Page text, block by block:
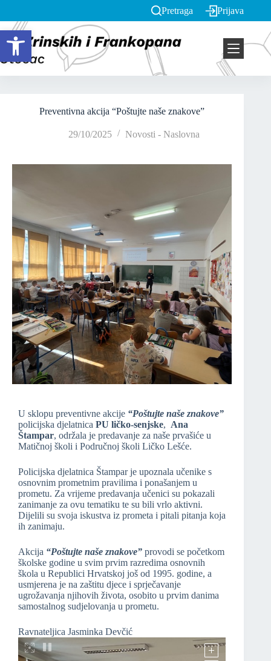
Open toolbar
Pretraga Prijava
Preventivna akcija “Poštujte naše znakove”
29/10/2025 Novosti - Naslovna
U sklopu preventivne akcije “Poštujte naše znakove”
policijska djelatnica PU ličko-senjske, Ana
Štampar, održala je predavanje za naše prvašiće u
Matičnoj školi i Područnoj školi Ličko Lešće.
Policijska djelatnica Štampar je upoznala učenike s
osnovnim prometnim pravilima i ponašanjem u
prometu. Za vrijeme predavanja učenici su pokazali
zanimanje za ovu tematiku te su bili vrlo aktivni.
Dijelili su svoja iskustva iz prometa i pitali pitanja koja
ih zanimaju.
Akcija “Poštujte naše znakove” provodi se početkom
školske godine u svim prvim razredima osnovnih
škola u Republici Hrvatskoj još od 1995. godine, a
usmjerena je na zaštitu djece i sprječavanje
ugrožavanja njihovih života, osobito u prvim danima
samostalnog sudjelovanja u prometu.
Ravnateljica Jasminka Devčić